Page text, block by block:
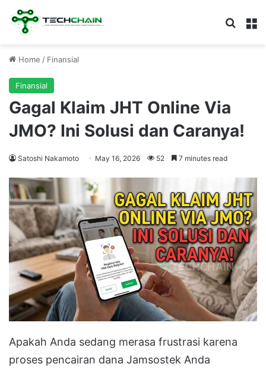
Home / Finansial
Finansial
Gagal Klaim JHT Online Via
JMO? Ini Solusi dan Caranya!
Satoshi Nakamoto May 16, 2026 52 7 minutes read
Apakah Anda sedang merasa frustrasi karena
proses pencairan dana Jamsostek Anda